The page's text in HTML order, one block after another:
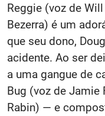
Reggie (voz de
Bezerra) é um
que seu dono,
acidente. Ao ser
a uma gangue de
Bug (voz de Jamie
Rabin) — e